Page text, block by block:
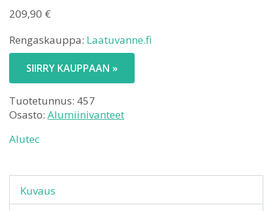
209,90 €
Rengaskauppa: Laatuvanne.fi
SIIRRY KAUPPAAN »
Tuotetunnus: 457
Osasto: Alumiinivanteet
Alutec
Kuvaus